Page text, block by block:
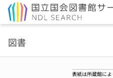
図書
表紙は所蔵館に